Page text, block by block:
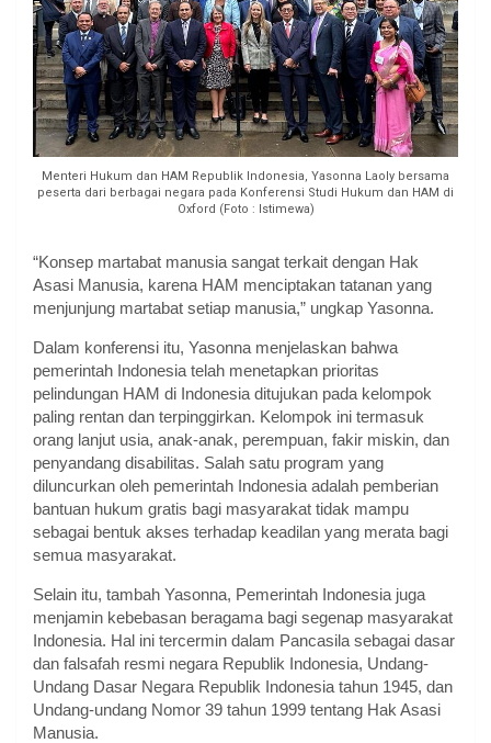
Menteri Hukum dan HAM Republik Indonesia, Yasonna Laoly bersama
peserta dari berbagai negara pada Konferensi Studi Hukum dan HAM di
Oxford (Foto : Istimewa)
“Konsep martabat manusia sangat terkait dengan Hak
Asasi Manusia, karena HAM menciptakan tatanan yang
menjunjung martabat setiap manusia,” ungkap Yasonna.
Dalam konferensi itu, Yasonna menjelaskan bahwa
pemerintah Indonesia telah menetapkan prioritas
pelindungan HAM di Indonesia ditujukan pada kelompok
paling rentan dan terpinggirkan. Kelompok ini termasuk
orang lanjut usia, anak-anak, perempuan, fakir miskin, dan
penyandang disabilitas. Salah satu program yang
diluncurkan oleh pemerintah Indonesia adalah pemberian
bantuan hukum gratis bagi masyarakat tidak mampu
sebagai bentuk akses terhadap keadilan yang merata bagi
semua masyarakat.
Selain itu, tambah Yasonna, Pemerintah Indonesia juga
menjamin kebebasan beragama bagi segenap masyarakat
Indonesia. Hal ini tercermin dalam Pancasila sebagai dasar
dan falsafah resmi negara Republik Indonesia, Undang-
Undang Dasar Negara Republik Indonesia tahun 1945, dan
Undang-undang Nomor 39 tahun 1999 tentang Hak Asasi
Manusia.